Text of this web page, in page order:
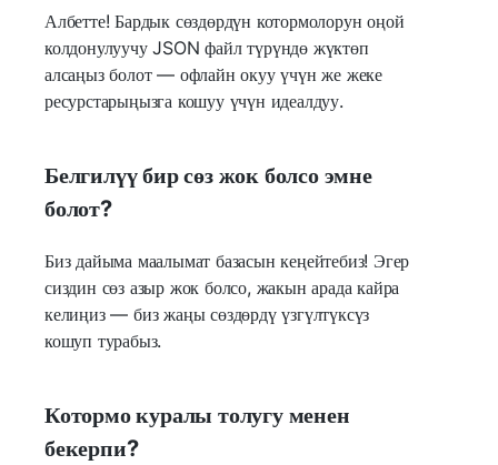
Албетте! Бардык сөздөрдүн котормолорун оңой
колдонулуучу JSON файл түрүндө жүктөп
алсаңыз болот — офлайн окуу үчүн же жеке
ресурстарыңызга кошуу үчүн идеалдуу.
Белгилүү бир сөз жок болсо эмне
болот?
Биз дайыма маалымат базасын кеңейтебиз! Эгер
сиздин сөз азыр жок болсо, жакын арада кайра
келиңиз — биз жаңы сөздөрдү үзгүлтүксүз
кошуп турабыз.
Котормо куралы толугу менен
бекерпи?